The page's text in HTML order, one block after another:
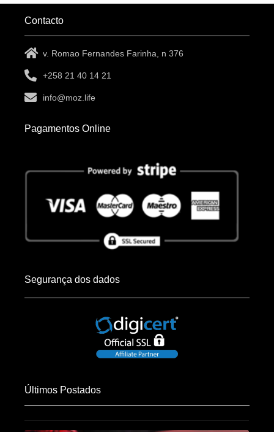
Contacto
v. Romao Fernandes Farinha, n 376
+258 21 40 14 21
info@moz.life
Pagamentos Online
Segurança dos dados
Últimos Postados